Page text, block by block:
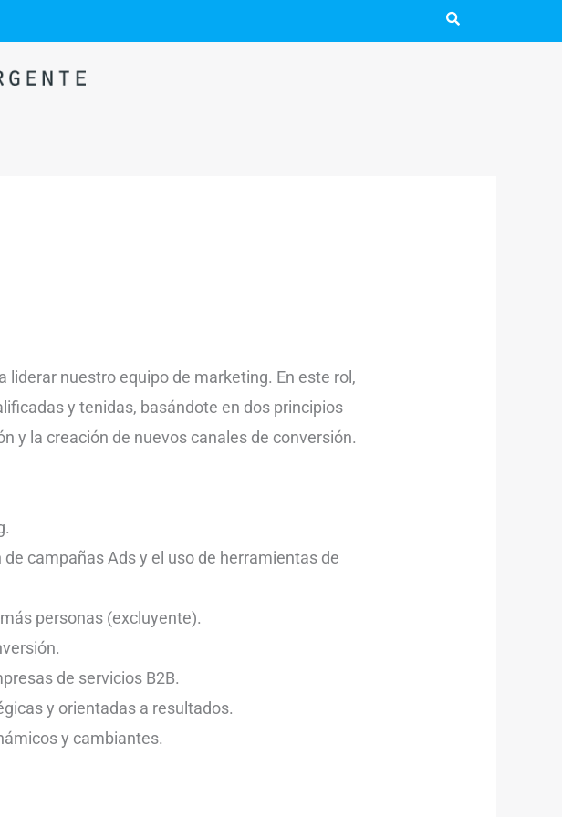
nuestro equipo de marketing. En este rol,
y tenidas, basándote en dos principios
y la creación de nuevos canales de conversión.
campañas Ads y el uso de herramientas de
personas (excluyente).
de servicios B2B.
y orientadas a resultados.
y cambiantes.